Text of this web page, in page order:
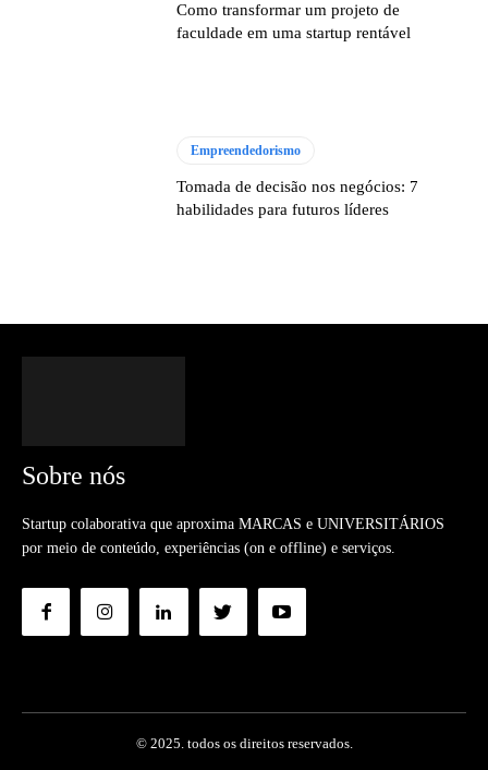
Como transformar um projeto de
faculdade em uma startup rentável
Empreendedorismo
Tomada de decisão nos negócios: 7
habilidades para futuros líderes
Sobre nós
Startup colaborativa que aproxima MARCAS e UNIVERSITÁRIOS
por meio de conteúdo, experiências (on e offline) e serviços.
© 2025. todos os direitos reservados.